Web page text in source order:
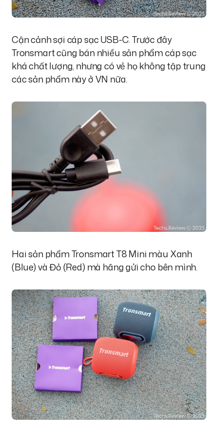
Cận cảnh sợi cáp sạc USB-C. Trước đây
Tronsmart cũng bán nhiều sản phẩm cáp sạc
khá chất lượng, nhưng có vẻ họ không tập trung
các sản phẩm này ở VN nữa.
Hai sản phẩm Tronsmart T8 Mini màu Xanh
(Blue) và Đỏ (Red) mà hãng gửi cho bên mình.